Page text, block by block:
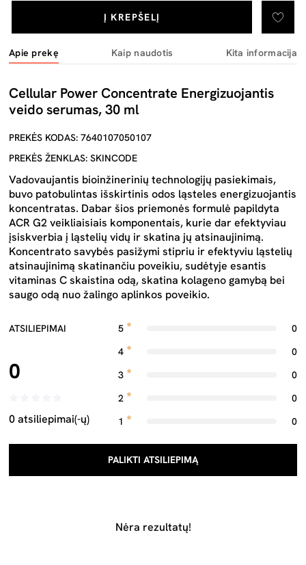
Į KREPŠELĮ
Apie prekę Kaip naudotis Kita informacija
Cellular Power Concentrate Energizuojantis
veido serumas, 30 ml
PREKĖS KODAS: 7640107050107
PREKĖS ŽENKLAS: SKINCODE
Vadovaujantis bioinžinerinių technologijų pasiekimais,
buvo patobulintas išskirtinis odos ląsteles energizuojantis
koncentratas. Dabar šios priemonės formulė papildyta
ACR G2 veikliaisiais komponentais, kurie dar efektyviau
įsiskverbia į ląstelių vidų ir skatina jų atsinaujinimą.
Koncentrato savybės pasižymi stipriu ir efektyviu ląstelių
atsinaujinimą skatinančiu poveikiu, sudėtyje esantis
vitaminas C skaistina odą, skatina kolageno gamybą bei
saugo odą nuo žalingo aplinkos poveikio.
ATSILIEPIMAI
0
0 atsiliepimai(-ų)
5
0
4
0
3
0
2
0
1
0
PALIKTI ATSILIEPIMĄ
Nėra rezultatų!